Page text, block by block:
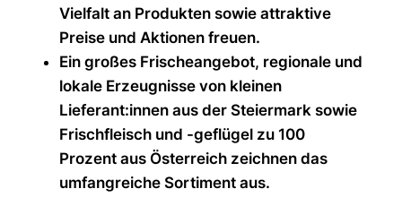
Vielfalt an Produkten sowie attraktive
Preise und Aktionen freuen.
Ein großes Frischeangebot, regionale und
lokale Erzeugnisse von kleinen
Lieferant:innen aus der Steiermark sowie
Frischfleisch und -geflügel zu 100
Prozent aus Österreich zeichnen das
umfangreiche Sortiment aus.